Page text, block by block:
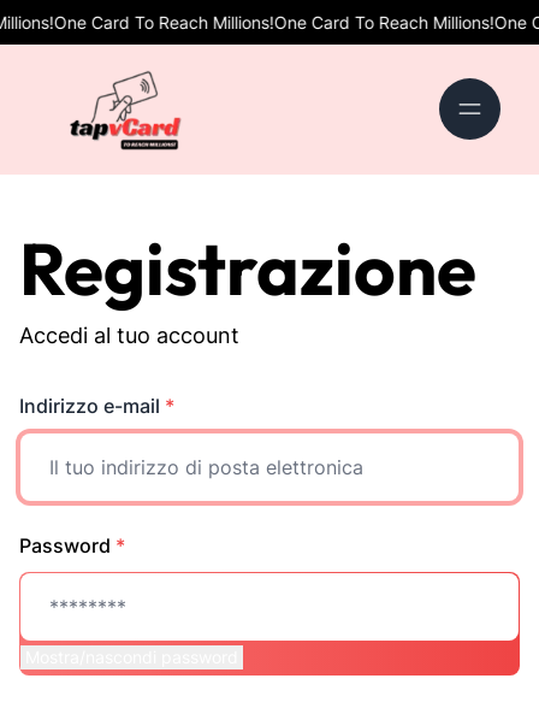
One Card To Reach Millions!One Card To Reach Millions!One
Registrazione
Accedi al tuo account
Indirizzo e-mail *
Password *